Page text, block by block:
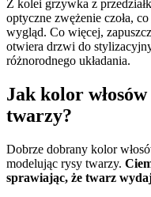
Z kolei grzywka z
optyczne zwężenie czoła,
wygląd. Co więcej,
otwiera drzwi do
różnorodnego układania.
Jak kolor
twarzy?
Dobrze dobrany kolor
modelując rysy twarzy.
sprawiając, że twarz